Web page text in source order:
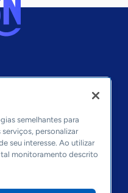
semelhantes para
serviços, personalizar
seu interesse. Ao utilizar
monitoramento descrito